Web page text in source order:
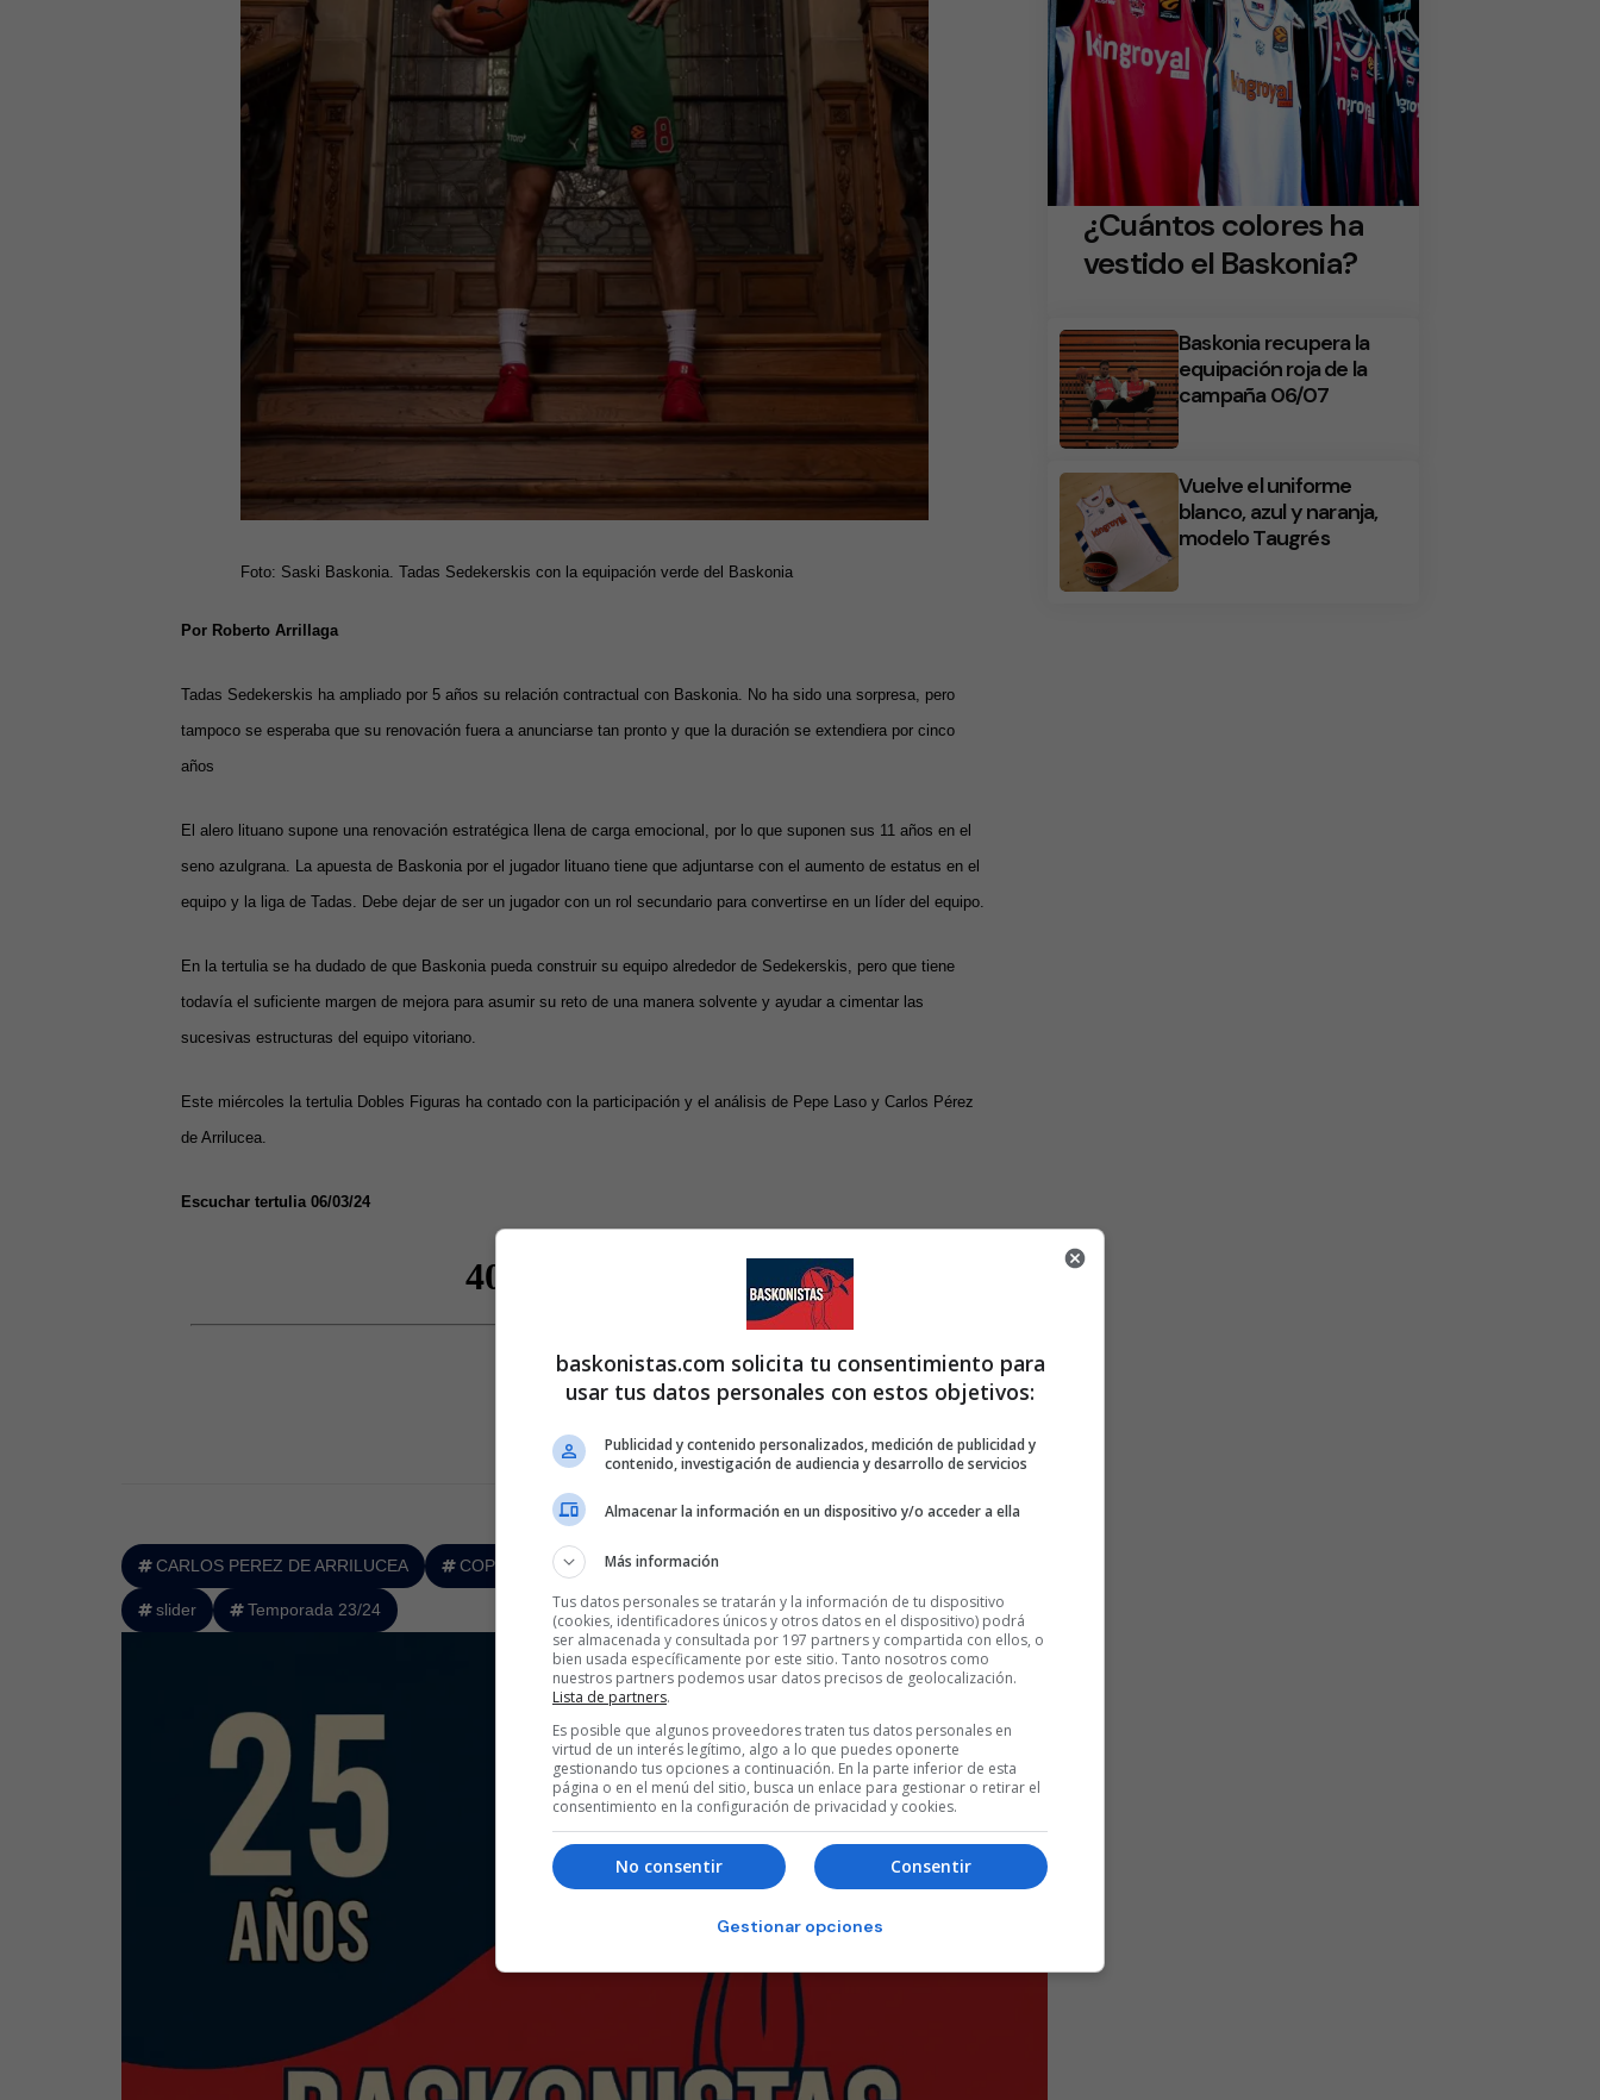
Foto: Saski Baskonia. Tadas Sedekerskis con la equipación verde del Baskonia
Por Roberto Arrillaga
Tadas Sedekerskis ha ampliado por 5 años su relación contractual con Baskonia. No ha sido una sorpresa, pero
tampoco se esperaba que su renovación fuera a anunciarse tan pronto y que la duración se extendiera por cinco
años
El alero lituano supone una renovación estratégica llena de carga emocional, por lo que suponen sus 11 años en el
seno azulgrana. La apuesta de Baskonia por el jugador lituano tiene que adjuntarse con el aumento de estatus en el
equipo y la liga de Tadas. Debe dejar de ser un jugador con un rol secundario para convertirse en un líder del equipo.
En la tertulia se ha dudado de que Baskonia pueda construir su equipo alrededor de Sedekerskis, pero que tiene
todavía el suficiente margen de mejora para asumir su reto de una manera solvente y ayudar a cimentar las
sucesivas estructuras del equipo vitoriano.
Este miércoles la tertulia Dobles Figuras ha contado con la participación y el análisis de Pepe Laso y Carlos Pérez
de Arrilucea.
Escuchar tertulia 06/03/24
CARLOS PEREZ DE ARRILUCEA COPE VITORIA PEPE LASO
slider Temporada 23/24
¿Cuántos colores ha
vestido el Baskonia?
Baskonia recupera la
equipación roja de la
campaña 06/07
Vuelve el uniforme
blanco, azul y naranja,
modelo Taugrés
baskonistas.com solicita tu consentimiento para
usar tus datos personales con estos objetivos:
Publicidad y contenido personalizados, medición de publicidad y
contenido, investigación de audiencia y desarrollo de servicios
Almacenar la información en un dispositivo y/o acceder a ella
Más información
Tus datos personales se tratarán y la información de tu dispositivo
(cookies, identificadores únicos y otros datos en el dispositivo) podrá
ser almacenada y consultada por 197 partners y compartida con ellos, o
bien usada específicamente por este sitio. Tanto nosotros como
nuestros partners podemos usar datos precisos de geolocalización.
Lista de partners.
Es posible que algunos proveedores traten tus datos personales en
virtud de un interés legítimo, algo a lo que puedes oponerte
gestionando tus opciones a continuación. En la parte inferior de esta
página o en el menú del sitio, busca un enlace para gestionar o retirar el
consentimiento en la configuración de privacidad y cookies.
Consentir
No consentir
Gestionar opciones